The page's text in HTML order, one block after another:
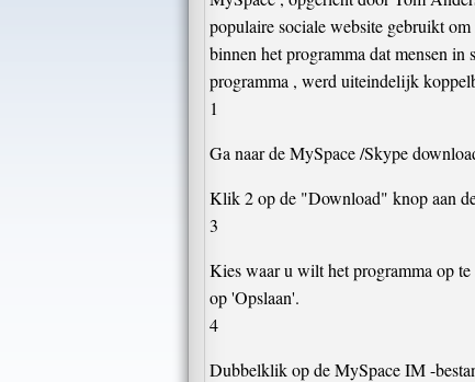
populaire sociale website gebruikt
binnen het programma dat mensen
programma , werd uiteindelijk
1
Ga naar de MySpace /Skype
Klik 2 op de "Download" knop aan
3
Kies waar u wilt het programma op
op 'Opslaan'.
4
Dubbelklik op de MySpace IM -